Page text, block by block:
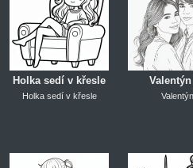
Holka sedí v křesle
Holka sedí v křesle
Valentýn
Valentýn